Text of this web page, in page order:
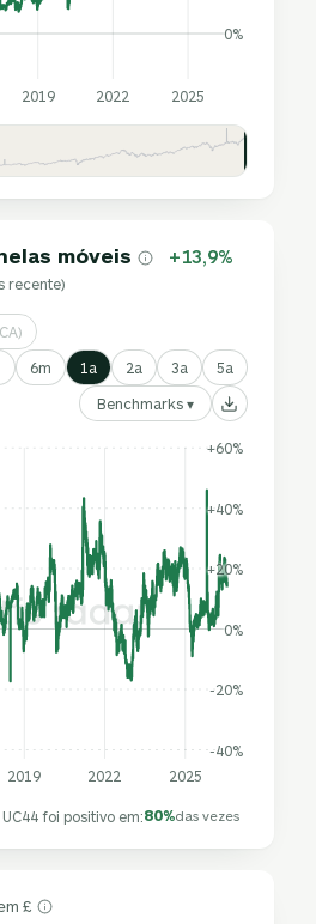
0%
2019 2022 2025
móveis +13,9%
recente)
6m 1a 2a 3a 5a
Benchmarks ▾
-40%
-20%
0%
+20%
+40%
+60%
2019 2022 2025
foi positivo em:80%das vezes
£